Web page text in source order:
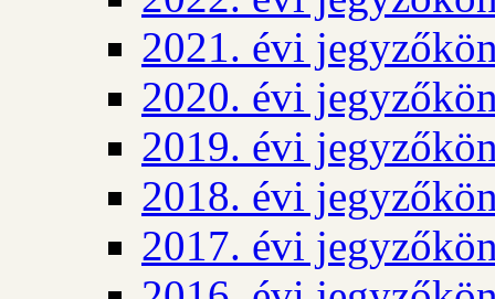
2021. évi
2020. évi
2019. évi
2018. évi
2017. évi